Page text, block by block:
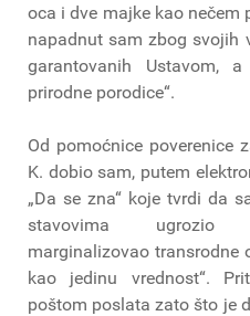
oca i dve majke kao nečem
napadnut sam zbog svojih
garantovanih Ustavom,
prirodne porodice“.
Od pomoćnice poverenice
K. dobio sam, putem
„Da se zna“ koje tvrdi da
stavovima ugrozio
marginalizovao transrodne
kao jedinu vrednost“.
poštom poslata zato što je